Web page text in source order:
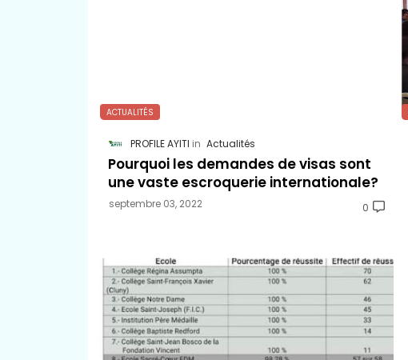
ACTUALITÉS
PROFILE AYITI Actualités
Pourquoi les demandes de visas sont
une vaste escroquerie internationale?
septembre 03, 2022 0